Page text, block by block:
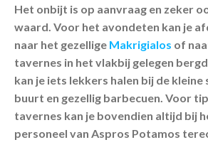
Het onbijt is op aanvraag en zeker
waard. Voor het avondeten kan je
naar het gezellige Makrigialos of
tavernes in het vlakbij gelegen
kan je iets lekkers halen bij de
buurt en gezellig barbecuen. Voor
tavernes kan je bovendien altijd bij
personeel van Aspros Potamos